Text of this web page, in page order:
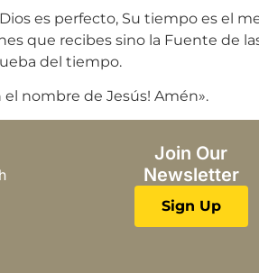
es perfecto, Su tiempo es el
que recibes sino la Fuente de
del tiempo.
el nombre de Jesús! Amén».
Join Our
Newsletter
Sign Up